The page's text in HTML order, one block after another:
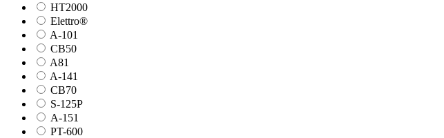
HT2000
Elettro®
A-101
СВ50
A81
A-141
СВ70
S-125P
А-151
PT-600